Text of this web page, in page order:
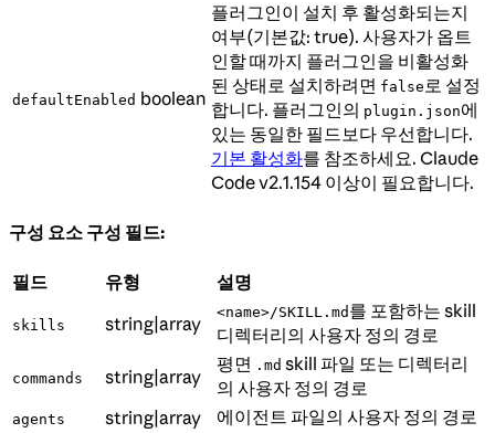
defaultEnabled boolean
플러그인이 설치 후 활성화되는지
여부(기본값: true). 사용자가 옵트
인할 때까지 플러그인을 비활성화
된 상태로 설치하려면 false로 설정
합니다. 플러그인의 plugin.json에
있는 동일한 필드보다 우선합니다.
기본 활성화를 참조하세요. Claude
Code v2.1.154 이상이 필요합니다.
구성 요소 구성 필드:
필드 유형 설명
skills string|array
<name>/SKILL.md 를 포함하는 skill
디렉터리의 사용자 정의 경로
commands string|array
평면 .md skill 파일 또는 디렉터리
의 사용자 정의 경로
agents string|array 에이전트 파일의 사용자 정의 경로